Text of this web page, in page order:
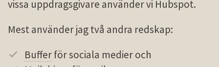
vissa uppdragsgivare använder vi Hubspot.
Mest använder jag två andra redskap:
Bufferför sociala medier och